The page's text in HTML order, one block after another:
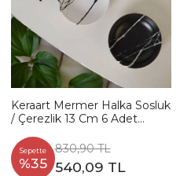
Keraart Mermer Halka Sosluk
/ Çerezlik 13 Cm 6 Adet
Sepette
%35
830,90 TL
540,09 TL